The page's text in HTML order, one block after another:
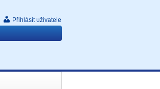
Přihlásit uživatele